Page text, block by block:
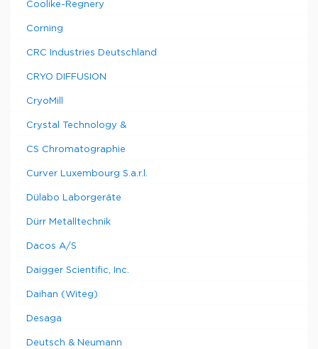
Coolike-Regnery
Corning
CRC Industries Deutschland
CRYO DIFFUSION
CryoMill
Crystal Technology &
CS Chromatographie
Curver Luxembourg S.a.r.l.
Dülabo Laborgeräte
Dürr Metalltechnik
Dacos A/S
Daigger Scientific, Inc.
Daihan (Witeg)
Desaga
Deutsch & Neumann